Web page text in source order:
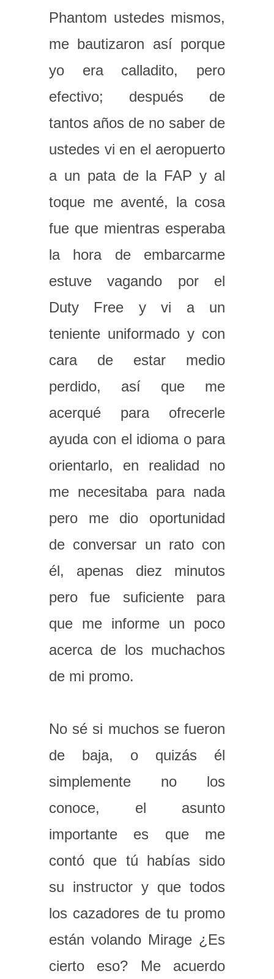
Phantom ustedes mismos,
me bautizaron así porque
yo era calladito, pero
efectivo; después de
tantos años de no saber de
ustedes vi en el aeropuerto
a un pata de la FAP y al
toque me aventé, la cosa
fue que mientras esperaba
la hora de embarcarme
estuve vagando por el
Duty Free y vi a un
teniente uniformado y con
cara de estar medio
perdido, así que me
acerqué para ofrecerle
ayuda con el idioma o para
orientarlo, en realidad no
me necesitaba para nada
pero me dio oportunidad
de conversar un rato con
él, apenas diez minutos
pero fue suficiente para
que me informe un poco
acerca de los muchachos
de mi promo.
No sé si muchos se fueron
de baja, o quizás él
simplemente no los
conoce, el asunto
importante es que me
contó que tú habías sido
su instructor y que todos
los cazadores de tu promo
están volando Mirage ¿Es
cierto eso? Me acuerdo